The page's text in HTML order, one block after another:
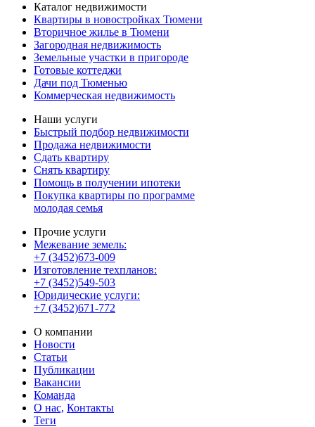
Каталог недвижимости
Квартиры в новостройках Тюмени
Вторичное жилье в Тюмени
Загородная недвижимость
Земельные участки в пригороде
Готовые коттеджи
Дачи под Тюменью
Коммерческая недвижимость
Наши услуги
Быстрый подбор недвижимости
Продажа недвижимости
Сдать квартиру
Снять квартиру
Помощь в получении ипотеки
Покупка квартиры по программе
молодая семья
Прочие услуги
Межевание земель:
+7 (3452)673-009
Изготовление техпланов:
+7 (3452)549-503
Юридические услуги:
+7 (3452)671-772
О компании
Новости
Статьи
Публикации
Вакансии
Команда
О нас, Контакты
Теги